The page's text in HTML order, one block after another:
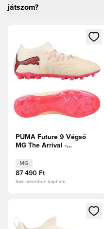
játszom?
Megnyit egy modált a
PUMA Future 9 Végső
MG The Arrival -
Fehér/Ultra Red/PUMA
Fekete
MG
87 490 Ft
Sok méretben kapható
Megnyit egy modált a